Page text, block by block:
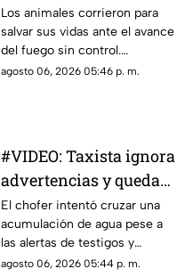
voraz incendio forestal.
Los animales corrieron para
salvar sus vidas ante el avance
del fuego sin control.
Bomberos combaten las
agosto 06, 2026 05:46 p. m.
#VIDEO: Taxista ignora
advertencias y queda
atrapado en
inundación.
El chofer intentó cruzar una
acumulación de agua pese a
las alertas de testigos y
terminó empujando la unidad.
agosto 06, 2026 05:44 p. m.